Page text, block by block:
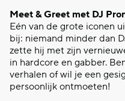
Meet & Greet met DJ
Eén van de grote iconen
bij: niemand minder dan
zette hij met zijn
in hardcore en gabber.
verhalen of wil je een
persoonlijk ontmoeten!